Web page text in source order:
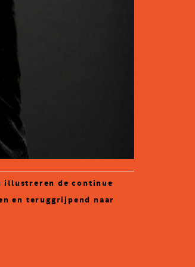
illustreren de continue
en teruggrijpend naar